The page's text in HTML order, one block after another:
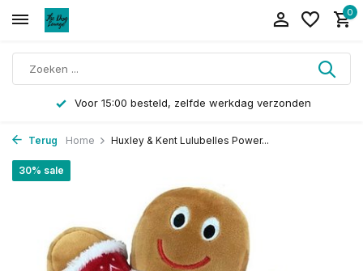
0
Voor 15:00 besteld, zelfde werkdag verzonden
Terug Home Huxley & Kent Lulubelles Power...
30% sale